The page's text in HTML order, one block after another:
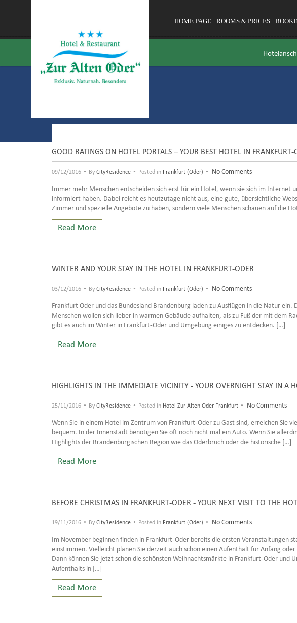
HOME PAGE ROOMS & PRICES
GOOD RATINGS ON HOTEL PORTALS – YOUR BEST HOTEL IN FRANKFURT-
09/12/2016 • By CityResidence • Posted in Frankfurt (Oder) • No Comments
Immer mehr Menschen entscheiden sich erst für ein Hotel, wenn sie sich im Internet
informiert haben. Dabei reicht es heutzutage nicht aus, eine gute, übersichtliche
Zimmer und spezielle Angebote zu haben, sondern viele Menschen schauen auf die
Read More
WINTER AND YOUR STAY IN THE HOTEL IN FRANKFURT-ODER
03/12/2016 • By CityResidence • Posted in Frankfurt (Oder) • No Comments
Frankfurt Oder und das Bundesland Brandenburg laden zu Ausflügen in die Natur ein.
Menschen wollen sich lieber in warmen Gebäude aufhalten, als zu Fuß der mit dem
gibt es auch im Winter in Frankfurt-Oder und Umgebung einiges zu entdecken. […]
Read More
HIGHLIGHTS IN THE IMMEDIATE VICINITY - YOUR OVERNIGHT STAY IN A
25/11/2016 • By CityResidence • Posted in Hotel Zur Alten Oder Frankfurt • No Comments
Wenn Sie in einem Hotel im Zentrum von Frankfurt-Oder zu Gast sind, erreichen Sie
bequem. In der Innenstadt benötigen Sie oft noch nicht mal ein Auto. Wenn Sie
Highlights der Brandenburgischen Region wie das Oderbruch oder die historische […]
Read More
BEFORE CHRISTMAS IN FRANKFURT-ODER - YOUR NEXT VISIT TO THE
19/11/2016 • By CityResidence • Posted in Frankfurt (Oder) • No Comments
Im November beginnen finden in Frankfurt-Oder bereits die ersten Veranstaltungen
einstimmen. Vielleicht planen Sie derzeit auch schon einen Aufenthalt für Anfang
Dann können Sie jetzt schon die schönsten Weihnachtsmärkte in Frankfurt-Oder und
Aufenthalts in […]
Read More